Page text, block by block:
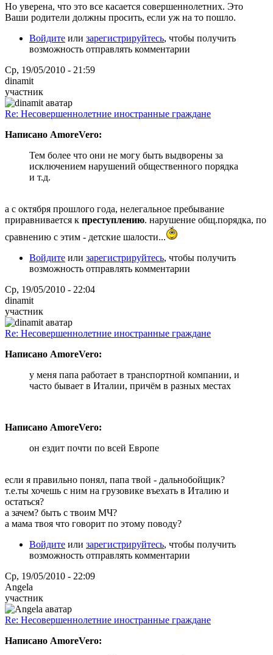
Но уверена, что это все касается совершеннолетних. Это
Ваши родители должны просить, если уж на то пошло.
Войдите или зарегистрируйтесь, чтобы получить
возможность отправлять комментарии
Ср, 19/05/2010 - 21:59
dinamit
участник
Re: Несовершеннолетние иностранные граждане
Написано AmoreVero:
Тем более что они не могу быть выдворены за
исключением нарушений общественного порядка
и т.д.
а с октября прошлого года, нелегальное пребывание
приравнивается к преступлению. нарушение общ.порядка, по
сравнению с этим - детские шалости...
Войдите или зарегистрируйтесь, чтобы получить
возможность отправлять комментарии
Ср, 19/05/2010 - 22:04
dinamit
участник
Re: Несовершеннолетние иностранные граждане
Написано AmoreVero:
у меня папа работает в транспортной компании, и
часто бывает в Италии, причём в разных местах
Написано AmoreVero:
он ездит почти по всей Европе
если я правильно понял, папа твой - дальнобойщик?
т.е.ты хочешь с ним на грузовике въехать в Италию и
остаться?
а зачем? быть с твоим МЧ?
а мама твоя что говорит по этому поводу?
Войдите или зарегистрируйтесь, чтобы получить
возможность отправлять комментарии
Ср, 19/05/2010 - 22:09
Angela
участник
Re: Несовершеннолетние иностранные граждане
Написано AmoreVero: